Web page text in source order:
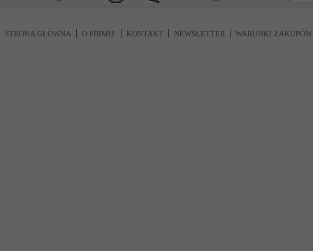
STRONA GŁÓWNA O FIRMIE KONTAKT NEWSLETTER WARUNKI ZAKUPÓW